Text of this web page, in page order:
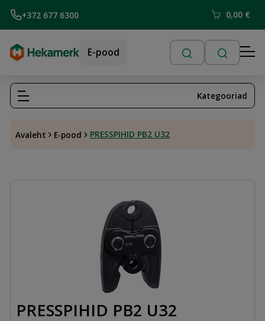
+372 677 6300 0,00 €
E-pood
Avaleht E-pood PRESSPIHID PB2 U32
Kategooriad
PRESSPIHID PB2 U32